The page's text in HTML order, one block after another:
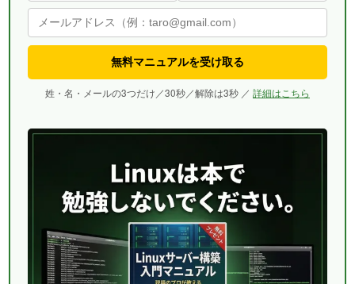
無料マニュアルを受け取る
姓・名・メールの3つだけ／30秒／解除は3秒 ／ 詳細はこちら